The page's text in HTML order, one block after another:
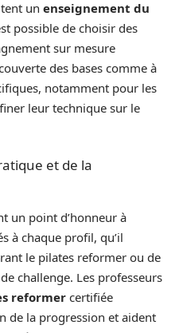
un enseignement du
possible de choisir des
sur mesure
des bases comme à
notamment pour les
leur technique sur le
et de la
un point d’honneur à
à chaque profil, qu’il
le pilates reformer ou de
challenge. Les professeurs
reformer certifiée
de la progression et aident